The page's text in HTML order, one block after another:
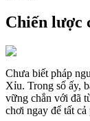
Chiến lược
Chưa biết pháp
Xỉu. Trong số ấy,
vững chắn với đã
chơi ngay để tất